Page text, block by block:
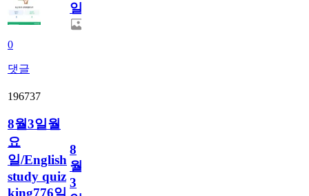
0
댓글
일
196737
8월3일월
요
일/English
study quiz
king776일
8
월
3